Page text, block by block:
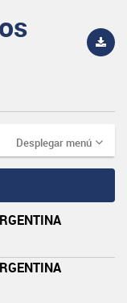
Desplegar menú